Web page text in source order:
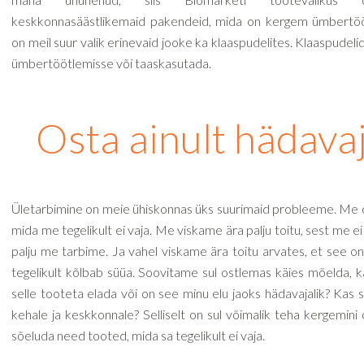
keskkonnasäästlikemaid pakendeid, mida on kergem
on meil suur valik erinevaid jooke ka klaaspudelites.
ümbertöötlemisse või taaskasutada.
Osta ainult
Ületarbimine on meie ühiskonnas üks suurimaid probleeme.
mida me tegelikult ei vaja. Me viskame ära palju toitu, sest me
palju me tarbime. Ja vahel viskame ära toitu arvates, et see
tegelikult kõlbab süüa. Soovitame sul ostlemas käies mõelda,
selle tooteta elada või on see minu elu jaoks hädavajalik? Kas
kehale ja keskkonnale? Selliselt on sul võimalik teha kergemini
sõeluda need tooted, mida sa tegelikult ei vaja.